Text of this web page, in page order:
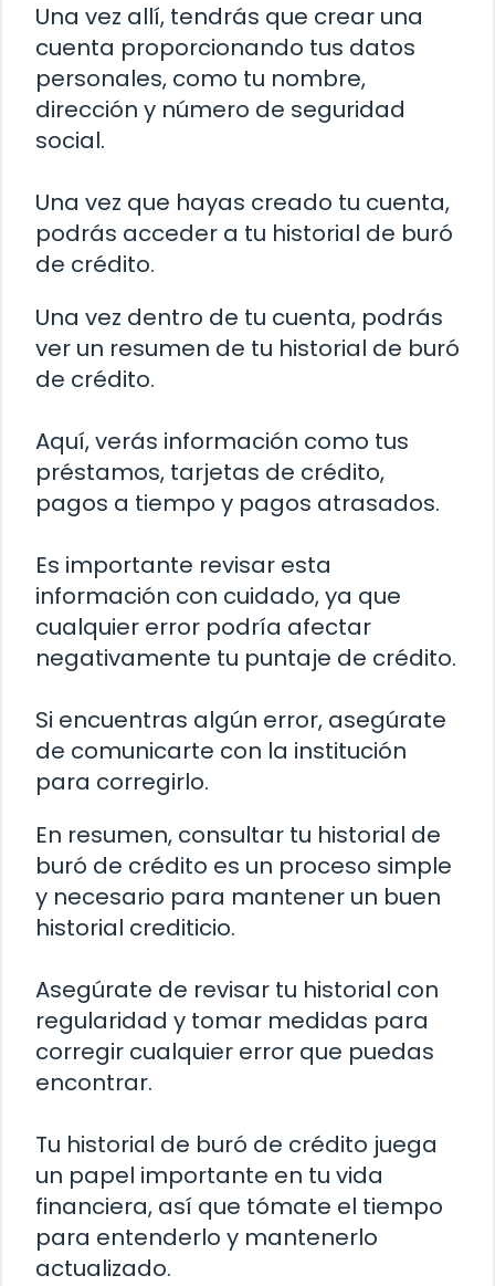
Una vez allí, tendrás que crear una
cuenta proporcionando tus datos
personales, como tu nombre,
dirección y número de seguridad
social.
Una vez que hayas creado tu cuenta,
podrás acceder a tu historial de buró
de crédito.
Una vez dentro de tu cuenta, podrás
ver un resumen de tu historial de buró
de crédito.
Aquí, verás información como tus
préstamos, tarjetas de crédito,
pagos a tiempo y pagos atrasados.
Es importante revisar esta
información con cuidado, ya que
cualquier error podría afectar
negativamente tu puntaje de crédito.
Si encuentras algún error, asegúrate
de comunicarte con la institución
para corregirlo.
En resumen, consultar tu historial de
buró de crédito es un proceso simple
y necesario para mantener un buen
historial crediticio.
Asegúrate de revisar tu historial con
regularidad y tomar medidas para
corregir cualquier error que puedas
encontrar.
Tu historial de buró de crédito juega
un papel importante en tu vida
financiera, así que tómate el tiempo
para entenderlo y mantenerlo
actualizado.